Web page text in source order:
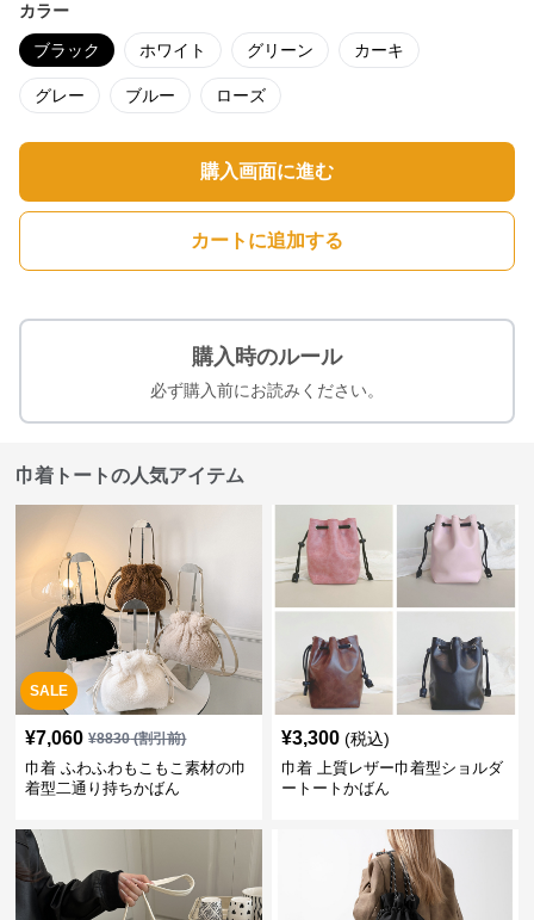
カラー
ブラック ホワイト グリーン カーキ
グレー ブルー ローズ
購入画面に進む
カートに追加する
購入時のルール
必ず購入前にお読みください。
巾着トートの人気アイテム
SALE
¥7,060 ¥8830(割引前)
巾着 ふわふわもこもこ素材の巾
着型二通り持ちかばん
¥3,300 (税込)
巾着 上質レザー巾着型ショルダ
ートートかばん